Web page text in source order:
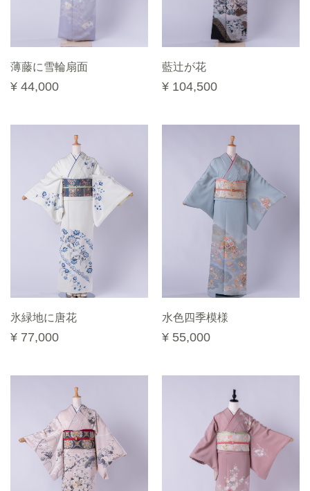
薄藤に雪輪扇面
¥ 44,000
藍辻が花
¥ 104,500
氷緑地に唐花
¥ 77,000
水色四季模様
¥ 55,000